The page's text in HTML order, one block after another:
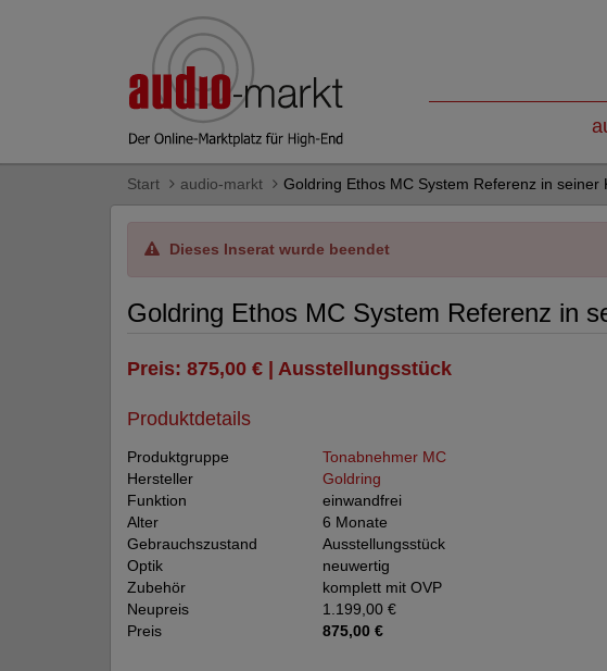
Start audio-markt Goldring Ethos MC System Referenz in seiner
Dieses Inserat wurde beendet
Goldring Ethos MC System Referenz in
Preis: 875,00 € | Ausstellungsstück
Produktdetails
Produktgruppe
Tonabnehmer MC
Hersteller
Goldring
Funktion
einwandfrei
Alter
6 Monate
Gebrauchszustand
Ausstellungsstück
Optik
neuwertig
Zubehör
komplett mit OVP
Neupreis
1.199,00 €
Preis
875,00 €